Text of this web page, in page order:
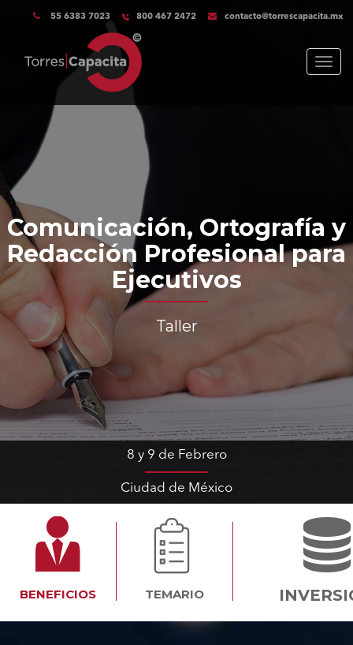
55 6383 7023 800 467 2472 contacto@torrescapacita.mx
Menu
Comunicación, Ortografía y
Redacción Profesional para
Ejecutivos
Taller
8 y 9 de Febrero
Ciudad de México
BENEFICIOS TEMARIO